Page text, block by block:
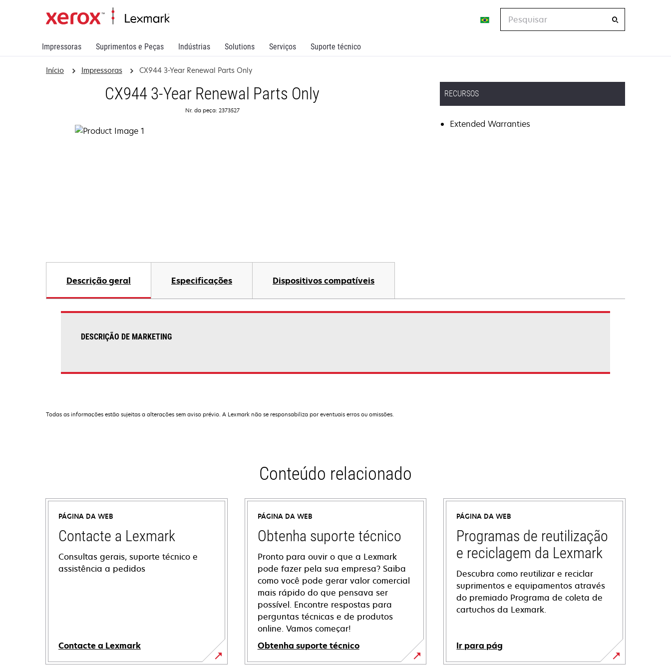
Impressoras Suprimentos e Peças Indústrias Solutions Serviços Suporte técnico
Início Impressoras CX944 3-Year Renewal Parts Only
CX944 3-Year Renewal Parts Only
Nr. da peça: 2373527
RECURSOS
Extended Warranties
Descrição geral Especificações Dispositivos compatíveis
DESCRIÇÃO DE MARKETING
Todas as informações estão sujeitas a alterações sem aviso prévio. A Lexmark não se responsabiliza por eventuais erros ou omissões.
Conteúdo relacionado
PÁGINA DA WEB
Contacte a Lexmark
Consultas gerais, suporte técnico e
assistência a pedidos
Contacte a Lexmark
PÁGINA DA WEB
Obtenha suporte técnico
Pronto para ouvir o que a Lexmark
pode fazer pela sua empresa? Saiba
como você pode gerar valor comercial
mais rápido do que pensava ser
possível. Encontre respostas para
perguntas técnicas e de produtos
online. Vamos começar!
Obtenha suporte técnico
abre
PÁGINA DA WEB
Programas de reutilização
e reciclagem da Lexmark
Descubra como reutilizar e reciclar
suprimentos e equipamentos através
do premiado Programa de coleta de
cartuchos da Lexmark.
Ir para pág